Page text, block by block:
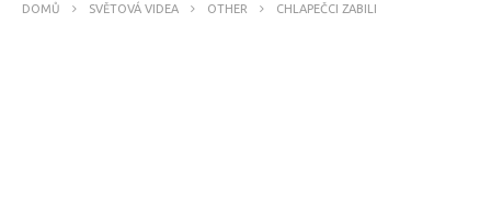
DOMŮ SVĚTOVÁ VIDEA OTHER CHLAPEČCI ZABILI